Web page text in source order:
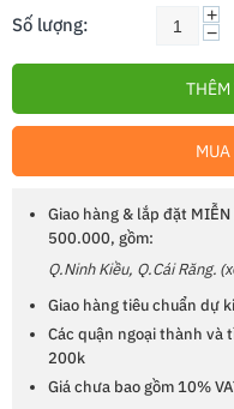
Số lượng:
+
−
Giao hàng & lắp đặt
500.000, gồm:
Q.Ninh Kiều, Q.Cái Răng.
Giao hàng tiêu chuẩn dự
Các quận ngoại thành và
200k
Giá chưa bao gồm 10%